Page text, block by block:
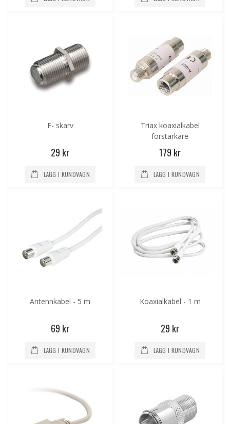
F- skarv
29 kr
LÄGG I KUNDVAGN
Triax koaxialkabel
förstärkare
179 kr
LÄGG I KUNDVAGN
Antennkabel - 5 m
69 kr
LÄGG I KUNDVAGN
Koaxialkabel - 1 m
29 kr
LÄGG I KUNDVAGN